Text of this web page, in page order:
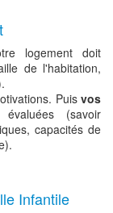
logement doit
de l'habitation,
Puis vos
(savoir
capacités de
Infantile